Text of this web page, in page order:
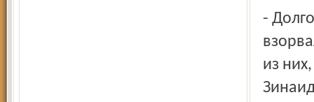
- Долго вывозили оттуда что-то, потом приехали саперы и
из